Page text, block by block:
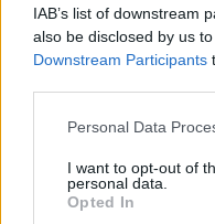
IAB’s list of downstream
also be disclosed by us
Downstream Participants
Please note that this
not limited to your visit or
grant or deny consent to
use your data for below
Personal Data
I want to opt-out of
personal data.
Opted In